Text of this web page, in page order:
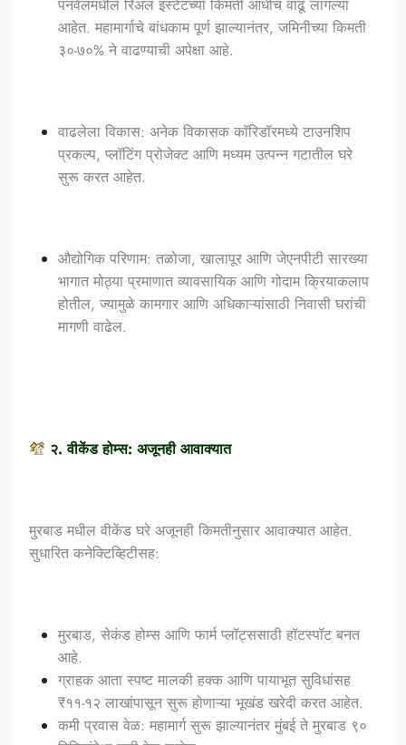
पनवेलमधील रिअल इस्टेटच्या किमती आधीच वाढू लागल्या
आहेत. महामार्गाचे बांधकाम पूर्ण झाल्यानंतर, जमिनीच्या किमती
३०-७०% ने वाढण्याची अपेक्षा आहे.
वाढलेला विकास: अनेक विकासक कॉरिडॉरमध्ये टाउनशिप
प्रकल्प, प्लॉटिंग प्रोजेक्ट आणि मध्यम उत्पन्न गटातील घरे
सुरू करत आहेत.
औद्योगिक परिणाम: तळोजा, खालापूर आणि जेएनपीटी सारख्या
भागात मोठ्या प्रमाणात व्यावसायिक आणि गोदाम क्रियाकलाप
होतील, ज्यामुळे कामगार आणि अधिकाऱ्यांसाठी निवासी घरांची
मागणी वाढेल.
२. वीकेंड होम्स: अजूनही आवाक्यात
मुरबाड मधील वीकेंड घरे अजूनही किमतीनुसार आवाक्यात आहेत.
सुधारित कनेक्टिव्हिटीसह:
मुरबाड, सेकंड होम्स आणि फार्म प्लॉट्ससाठी हॉटस्पॉट बनत
आहे.
ग्राहक आता स्पष्ट मालकी हक्क आणि पायाभूत सुविधांसह
₹११-१२ लाखांपासून सुरू होणाऱ्या भूखंड खरेदी करत आहेत.
कमी प्रवास वेळ: महामार्ग सुरू झाल्यानंतर मुंबई ते मुरबाड ९०